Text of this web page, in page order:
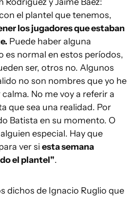
el plantel que tenemos,
los jugadores que estaban
Puede haber alguna
es normal en estos períodos,
ser, otros no. Algunos
no son nombres que yo he
No me voy a referir a
que sea una realidad. Por
Batista en su momento. O
especial. Hay que
ver si esta semana
el plantel".
dichos de Ignacio Ruglio que